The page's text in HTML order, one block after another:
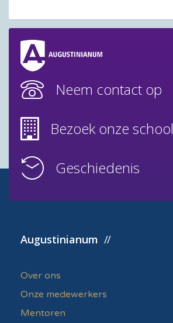
Neem contact op
Bezoek onze school
Geschiedenis
Augustinianum
Over ons
Onze medewerkers
Mentoren